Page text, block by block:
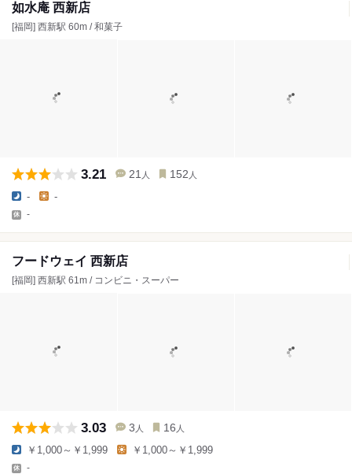
如水庵 西新店
[福岡] 西新駅 60m / 和菓子
3.21 21 人 152 人
- -
-
フードウェイ 西新店
[福岡] 西新駅 61m / コンビニ・スーパー
3.03 3 人 16 人
￥1,000～￥1,999 ￥1,000～￥1,999
-